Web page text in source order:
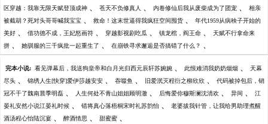
区穿越：我靠无限天赋登顶成神 、 苍天不负修真人 、 内卷修仙后我从废柴成为了团宠 、 相亲
被截胡？死对头哥哥喊我宝宝 、 救命！这末世逼得我疯狂空间囤货 、 年代1959从病秧子开始的
美好 、 借功德不成，王妃怒画符 、 穿越影视剧吃瓜 、 镇龙棺，阎王命 、 天赋不行拿命来
拼 、 她驯服的三千疯批一起重生了 、 在崩铁寻求邂逅是否搞错了什么？ 、
完本小说: 看见弹幕后，我送狗皇帝和白月光归西元辰轩苏婉婉 、 此恨难消我奶奶烟烟 、 天幕
尽头 、 锦绣人生[快穿]爱伊莎越安安 、 吞噬鱼 、 旧爱泯灭程衍之柳欣欣 、 代码被掉包后，销
冠不干了魏南晨季明磊 、 人生何处不青山姐姐顾明澈 、 后悔爱你穆斯澜沈清欢 、 异间 、 江
晏礼安然小说江晏礼时候 、 错将真心落梧桐宋时礼苏韵怡 、 老婆拔我针管，让我给男助理煮醒
酒汤程心怡陆沉宴 、 醉酒情思 、 甜蜜蜜 、